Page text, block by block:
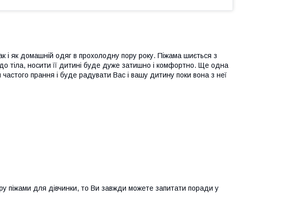
і як домашній одяг в прохолодну пору року. Піжама шиється з
тіла, носити її дитині буде дуже затишно і комфортно. Ще одна
прання і буде радувати Вас і вашу дитину поки вона з неї
піжами для дівчинки, то Ви завжди можете запитати поради у